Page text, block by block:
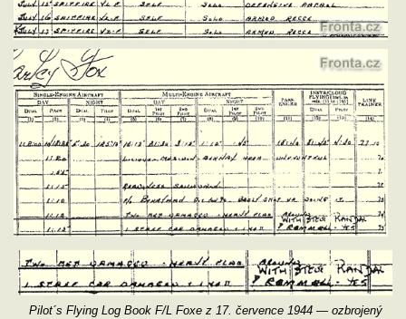
Pilot´s Flying Log Book F/L Foxe z 17. července 1944 — ozbrojený